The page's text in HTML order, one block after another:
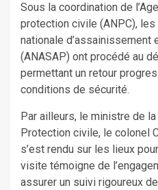
Sous la coordination de
protection civile (ANPC), les
nationale d’assainissement
(ANASAP) ont procédé au
permettant un retour
conditions de sécurité.
Par ailleurs, le ministre de
Protection civile, le colonel
s’est rendu sur les lieux
visite témoigne de
assurer un suivi rigoureux